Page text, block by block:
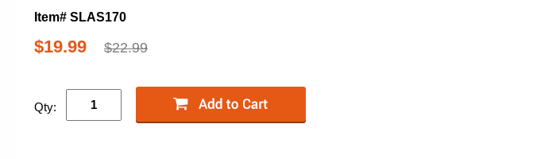
Item# SLAS170
$19.99 $22.99
Qty: